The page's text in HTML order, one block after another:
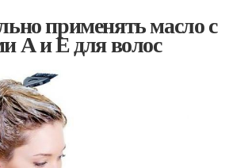
применять масло с
А и Е для волос